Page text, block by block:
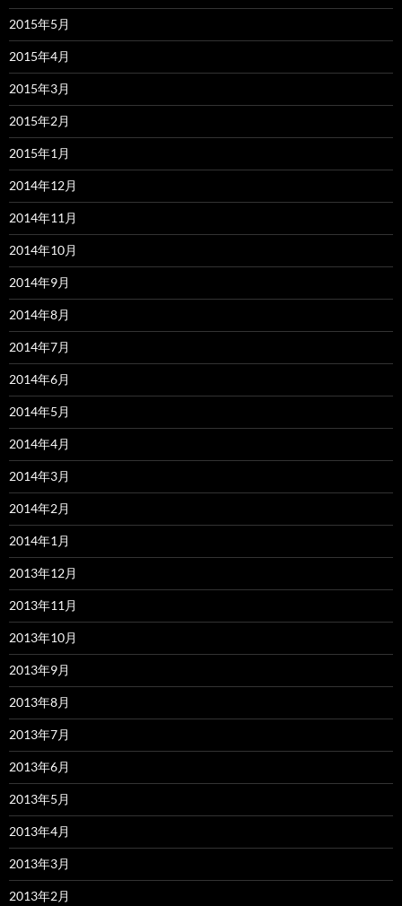
2015年5月
2015年4月
2015年3月
2015年2月
2015年1月
2014年12月
2014年11月
2014年10月
2014年9月
2014年8月
2014年7月
2014年6月
2014年5月
2014年4月
2014年3月
2014年2月
2014年1月
2013年12月
2013年11月
2013年10月
2013年9月
2013年8月
2013年7月
2013年6月
2013年5月
2013年4月
2013年3月
2013年2月